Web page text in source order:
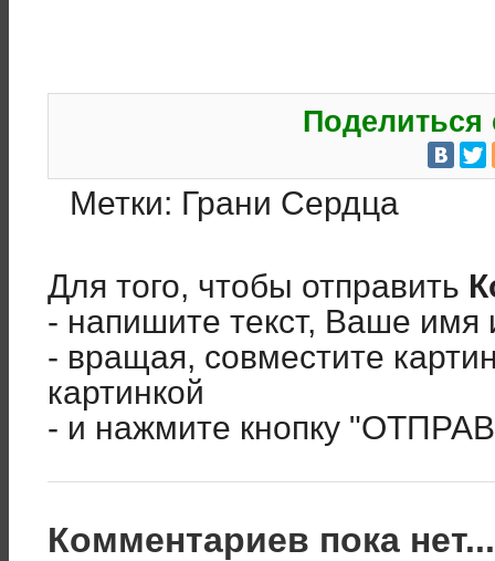
Поделиться
Метки: Грани Сердца
Для того, чтобы отправить
- напишите текст, Ваше имя
- вращая, совместите
картинкой
- и нажмите кнопку
Комментариев пока